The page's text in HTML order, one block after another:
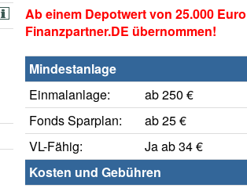
Ab einem Depotwert von 25.000
Finanzpartner.DE übernommen!
Mindestanlage
Einmalanlage:
ab 250 €
Fonds Sparplan:
ab 25 €
VL-Fähig:
Ja ab 34 €
Kosten und Gebühren